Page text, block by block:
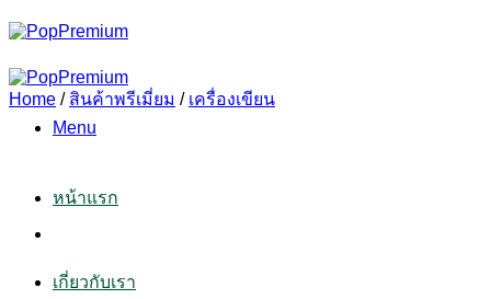
to
Menu
หน้าแรก
เกี่ยวกับเรา
Home / สินค้าพรีเมี่ยม / เครื่องเขียน